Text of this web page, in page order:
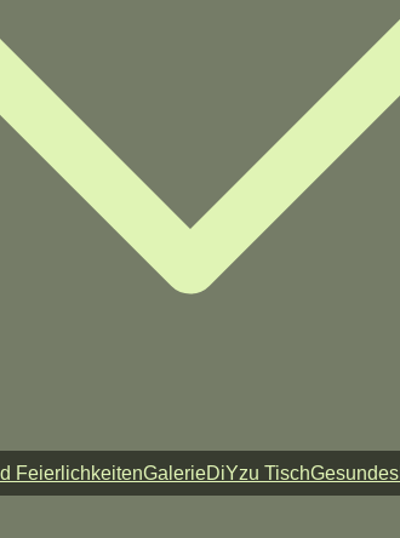
FeierlichkeitenGalerieDiYzu TischGesundes